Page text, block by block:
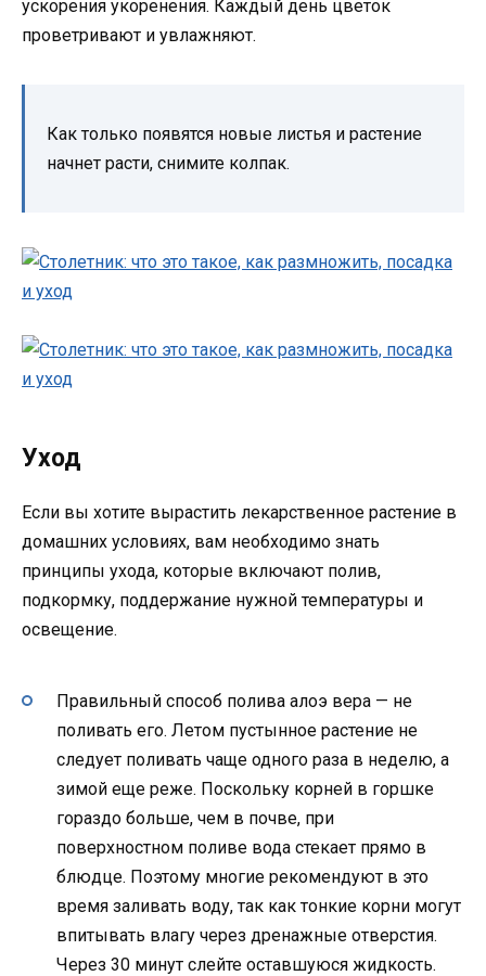
ускорения укоренения. Каждый день цветок
проветривают и увлажняют.
Как только появятся новые листья и растение
начнет расти, снимите колпак.
Уход
Если вы хотите вырастить лекарственное растение в
домашних условиях, вам необходимо знать
принципы ухода, которые включают полив,
подкормку, поддержание нужной температуры и
освещение.
Правильный способ полива алоэ вера — не
поливать его. Летом пустынное растение не
следует поливать чаще одного раза в неделю, а
зимой еще реже. Поскольку корней в горшке
гораздо больше, чем в почве, при
поверхностном поливе вода стекает прямо в
блюдце. Поэтому многие рекомендуют в это
время заливать воду, так как тонкие корни могут
впитывать влагу через дренажные отверстия.
Через 30 минут слейте оставшуюся жидкость.